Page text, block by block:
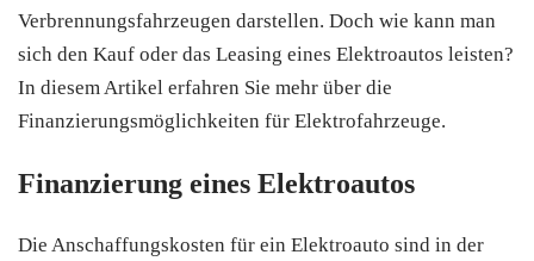
Verbrennungsfahrzeugen darstellen. Doch wie kann man
sich den Kauf oder das Leasing eines Elektroautos leisten?
In diesem Artikel erfahren Sie mehr über die
Finanzierungsmöglichkeiten für Elektrofahrzeuge.
Finanzierung eines Elektroautos
Die Anschaffungskosten für ein Elektroauto sind in der